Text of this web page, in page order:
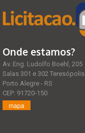
Onde estamos?
Av. Eng. Ludolfo Boehl, 205
Salas 301 e 302 Teresópolis
Porto Alegre - RS
CEP: 91720-150
mapa